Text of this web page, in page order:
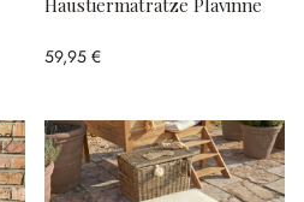
Haustiermatratze Plavinne
59,95 €